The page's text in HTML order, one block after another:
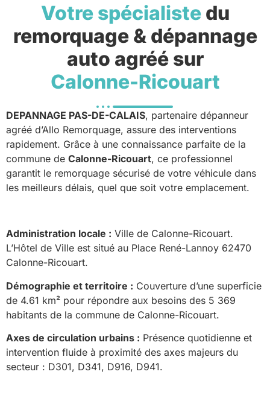
Votre spécialistedu
remorquage & dépannage
auto agréé sur
Calonne-Ricouart
DEPANNAGE PAS-DE-CALAIS, partenaire dépanneur
agréé d’Allo Remorquage, assure des interventions
rapidement. Grâce à une connaissance parfaite de la
commune de Calonne-Ricouart, ce professionnel
garantit le remorquage sécurisé de votre véhicule dans
les meilleurs délais, quel que soit votre emplacement.
Administration locale : Ville de Calonne-Ricouart.
L’Hôtel de Ville est situé au Place René-Lannoy 62470
Calonne-Ricouart.
Démographie et territoire : Couverture d’une superficie
de 4.61 km² pour répondre aux besoins des 5 369
habitants de la commune de Calonne-Ricouart.
Axes de circulation urbains : Présence quotidienne et
intervention fluide à proximité des axes majeurs du
secteur : D301, D341, D916, D941.